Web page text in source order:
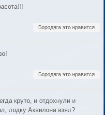
Бородяга это нравится
Бородяга это нравится
круто, и отдохнули и
лодку Аквилона взял?